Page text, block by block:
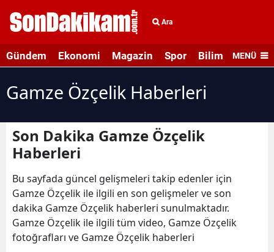
Ara
Gündem Ekonomi Magazin Spor Bilim veMENÜ
Gamze Özçelik Haberleri
Son Dakika Gamze Özçelik
Haberleri
Bu sayfada güncel gelişmeleri takip edenler için
Gamze Özçelik ile ilgili en son gelişmeler ve son
dakika Gamze Özçelik haberleri sunulmaktadır.
Gamze Özçelik ile ilgili tüm video, Gamze Özçelik
fotoğrafları ve Gamze Özçelik haberleri